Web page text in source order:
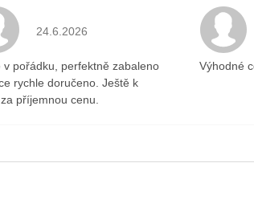
Hodnocení obchodu je 5 z 5 hvězdiček.
24.6.2026
v pořádku, perfektně zabaleno
rychle doručeno. Ještě k
příjemnou cenu.
Výhodné